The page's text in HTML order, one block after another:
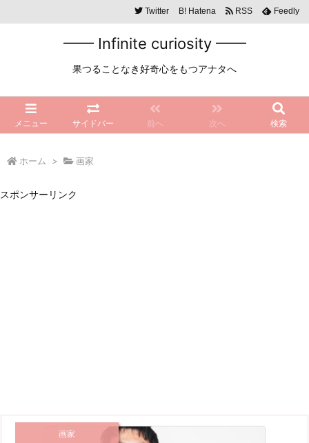
━━ Infinite curiosity ━━
果つることなき好奇心をもつアナタへ
メニュー サイドバー 前へ 次へ 検索
Twitter B! Hatena RSS Feedly
ホーム > 画家
スポンサーリンク
画家